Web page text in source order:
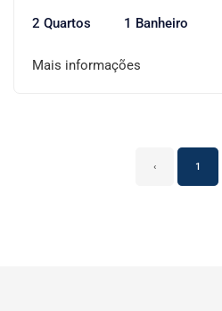
2 Quartos 1 Banheiro
Mais informações
‹ 1